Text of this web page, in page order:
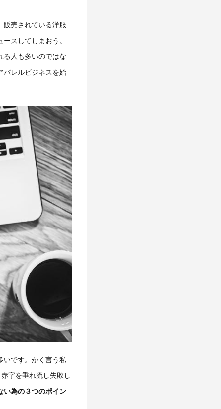
販売されている洋服
スしてしまおう。
る人も多いのではな
パレルビジネスを始
いです。かく言う私
字を垂れ流し失敗し
い為の３つのポイン